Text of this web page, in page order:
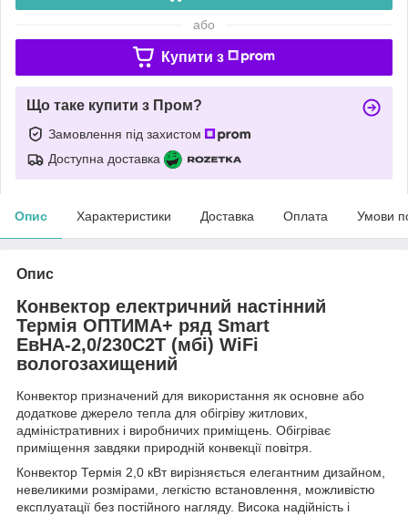
або
Купити з
Що таке купити з Пром?
Замовлення під захистом
Доступна доставка
Опис Характеристики Доставка Оплата Умови
Опис
Конвектор електричний настінний
Термія ОПТИМА+ ряд Smart
ЕвНА-2,0/230С2T (мбі) WiFi
вологозахищений
Конвектор призначений для використання як основне або
додаткове джерело тепла для обігріву житлових,
адміністративних і виробничих приміщень. Обігріває
приміщення завдяки природній конвекції повітря.
Конвектор Термія 2,0 кВт вирізняється елегантним дизайном,
невеликими розмірами, легкістю встановлення, можливістю
експлуатації без постійного нагляду. Висока надійність і